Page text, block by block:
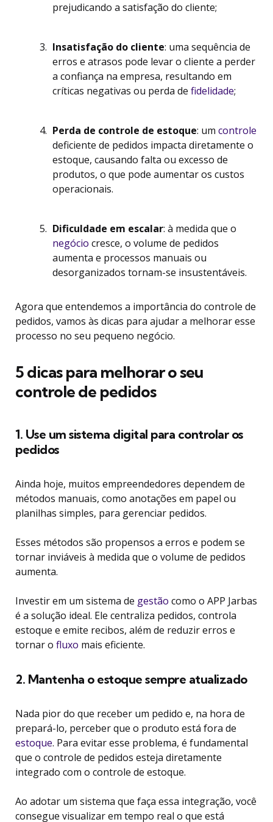
prejudicando a satisfação do cliente;
Insatisfação do cliente: uma sequência de
erros e atrasos pode levar o cliente a perder
a confiança na empresa, resultando em
críticas negativas ou perda de fidelidade;
Perda de controle de estoque: um controle
deficiente de pedidos impacta diretamente o
estoque, causando falta ou excesso de
produtos, o que pode aumentar os custos
operacionais.
Dificuldade em escalar: à medida que o
negócio cresce, o volume de pedidos
aumenta e processos manuais ou
desorganizados tornam-se insustentáveis.
Agora que entendemos a importância do controle de
pedidos, vamos às dicas para ajudar a melhorar esse
processo no seu pequeno negócio.
5 dicas para melhorar o seu
controle de pedidos
1. Use um sistema digital para controlar os
pedidos
Ainda hoje, muitos empreendedores dependem de
métodos manuais, como anotações em papel ou
planilhas simples, para gerenciar pedidos.
Esses métodos são propensos a erros e podem se
tornar inviáveis à medida que o volume de pedidos
aumenta.
Investir em um sistema de gestão como o APP Jarbas
é a solução ideal. Ele centraliza pedidos, controla
estoque e emite recibos, além de reduzir erros e
tornar o fluxo mais eficiente.
2. Mantenha o estoque sempre atualizado
Nada pior do que receber um pedido e, na hora de
prepará-lo, perceber que o produto está fora de
estoque. Para evitar esse problema, é fundamental
que o controle de pedidos esteja diretamente
integrado com o controle de estoque.
Ao adotar um sistema que faça essa integração, você
consegue visualizar em tempo real o que está